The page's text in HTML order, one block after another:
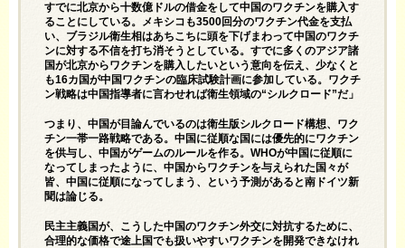
すでに北京から十数億ドルの借金をして中国のワクチンを購入す
ることにしている。メキシコも3500回分のワクチン代金を支払
い、ブラジル衛生相はあちこちに頭を下げまわって中国のワクチ
ンに対する不信を打ち消そうとしている。すでに多くのアジア諸
国が北京からワクチンを購入したいという意向を伝え、少なくと
も16カ国が中国ワクチンの臨床試験計画に参加している。ワクチ
ン戦略は中国指導者に言わせれば衛生領域の“シルクロード”だ」
つまり、中国が目論んでいるのは衛生版シルクロード構想、ワク
チン一帯一路戦略である。中国に従順な国には優先的にワクチン
を供与し、中国がゲームのルールを作る。WHOが中国に従順に
なってしまったように、中国からワクチンを与えられた国々が
皆、中国に従順になってしまう、という予測があると南ドイツ新
聞は論じる。
民主主義国が、こうした中国のワクチン外交に対抗するために、
合理的な価格で途上国でも扱いやすいワクチンを開発できなけれ